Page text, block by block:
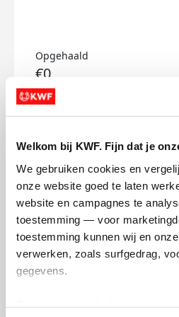
Welkom bij KWF. Fijn dat je
We gebruiken cookies en
onze website goed te laten
website en campagnes te
toestemming — voor
toestemming kunnen wij en
verwerken, zoals surfgedrag,
gegevens.
Opgehaald
€0
Doneer
Bart's